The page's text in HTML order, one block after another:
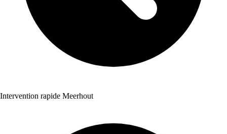
Intervention rapide Meerhout